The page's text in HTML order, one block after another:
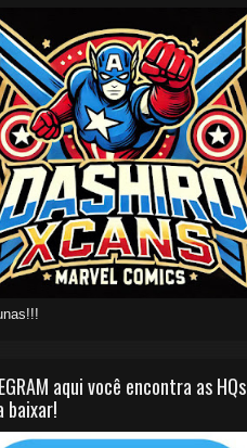
aqui você encontra as HQs
baixar!